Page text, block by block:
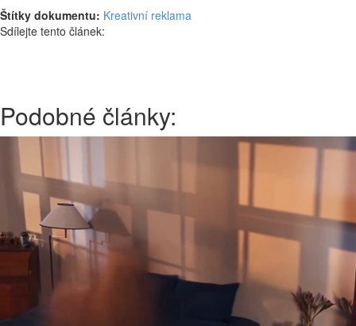
Štítky dokumentu: Kreativní reklama
Sdílejte tento článek:
Podobné články: